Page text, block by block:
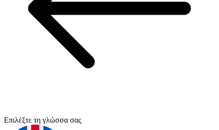
Επιλέξτε τη γλώσσα σας